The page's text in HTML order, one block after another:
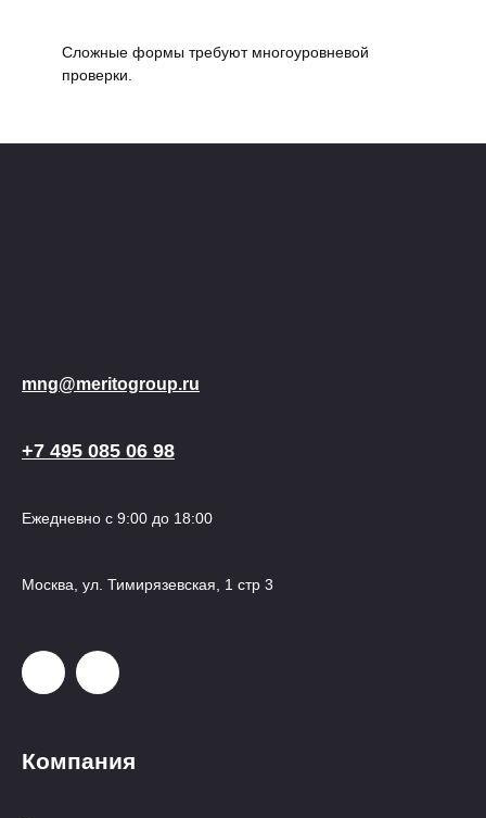
Сложные формы требуют многоуровневой
проверки.
mng@meritogroup.ru
+7 495 085 06 98
Ежедневно с 9:00 до 18:00
Москва, ул. Тимирязевская, 1 стр 3
Компания